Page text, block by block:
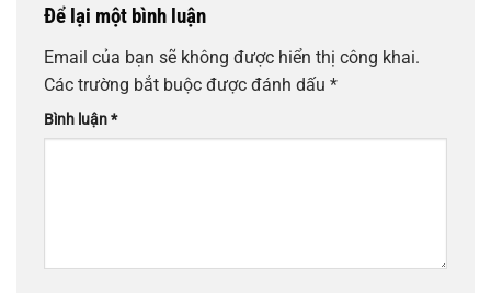
Để lại một bình luận
Email của bạn sẽ không được hiển thị công khai.
Các trường bắt buộc được đánh dấu *
Bình luận*